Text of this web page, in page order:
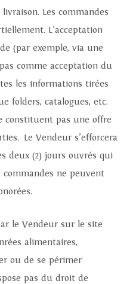
Les commandes
L’acceptation
(par exemple, via une
comme acceptation du
les informations tirées
folders, catalogues, etc.
constituent pas une offre
Le Vendeur s’efforcera
deux (2) jours ouvrés qui
ne peuvent
le Vendeur sur le site
alimentaires,
ou de se périmer
pas du droit de